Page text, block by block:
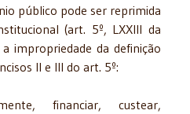
público pode ser reprimida
(art. 5º, LXXIII da
impropriedade da definição
II e III do art. 5º:
financiar, custear,